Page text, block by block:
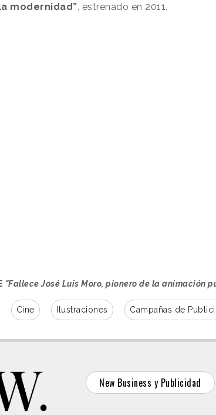
modernidad” , estrenado en 2011.
"Fallece José Luis Moro, pionero de la animación
Cine Ilustraciones Campañas de
New Business y Publicidad